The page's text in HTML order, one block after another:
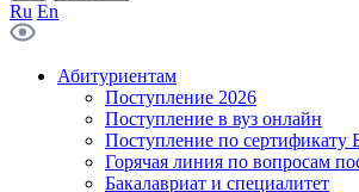
Ru En
Абитуриентам
Поступление 2026
Поступление в вуз онлайн
Поступление по сертификату
Горячая линия по вопросам
Бакалавриат и специалитет